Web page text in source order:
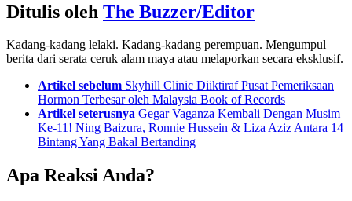
Ditulis oleh The Buzzer/Editor
Kadang-kadang lelaki. Kadang-kadang perempuan. Mengumpul
berita dari serata ceruk alam maya atau melaporkan secara eksklusif.
Artikel sebelum Skyhill Clinic Diiktiraf Pusat Pemeriksaan
Hormon Terbesar oleh Malaysia Book of Records
Artikel seterusnya Gegar Vaganza Kembali Dengan Musim
Ke-11! Ning Baizura, Ronnie Hussein & Liza Aziz Antara 14
Bintang Yang Bakal Bertanding
Apa Reaksi Anda?